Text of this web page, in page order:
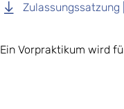
Zulassungssatzung
Ein Vorpraktikum wird